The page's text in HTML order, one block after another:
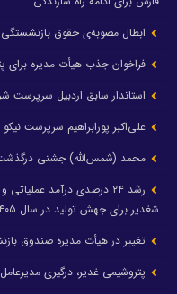
ابطال مصوبه‌ی حقوق
فراخوان جذب هیأت مدیره برای
استاندار سابق اردبیل سرپرست
علی‌اکبر پورابراهیم سرپرست
محمد (شمس‌الله) جشنی
شغدیر برای جهش تولید در سال ۱۴۰۵ آماده شد
تغییر در هیأت مدیره صندوق
پتروشیمی غدیر، درگیری